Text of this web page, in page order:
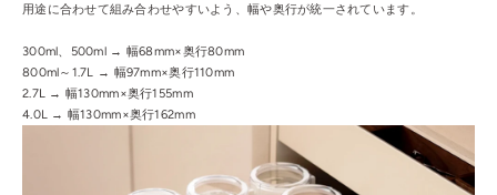
用途に合わせて組み合わせやすいよう、幅や奥行が統一されています。
300ml、500ml → 幅68mm×奥行80mm
800ml～1.7L → 幅97mm×奥行110mm
2.7L → 幅130mm×奥行155mm
4.0L → 幅130mm×奥行162mm